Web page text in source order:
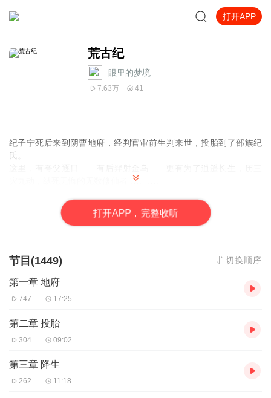
打开APP
荒古纪
眼里的梦境
7.63万 41
纪子宁死后来到阴曹地府，经判官审前生判来世，投胎到了部族纪
氏。
灾九劫，纵死无悔的无数修仙者…………
打开APP，完整收听
节目(1449) 切换顺序
第一章 地府
747 17:25
第二章 投胎
304 09:02
第三章 降生
262 11:18